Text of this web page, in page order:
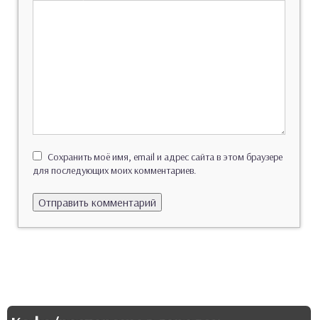
Сохранить моё имя, email и адрес сайта в этом браузере
для последующих моих комментариев.